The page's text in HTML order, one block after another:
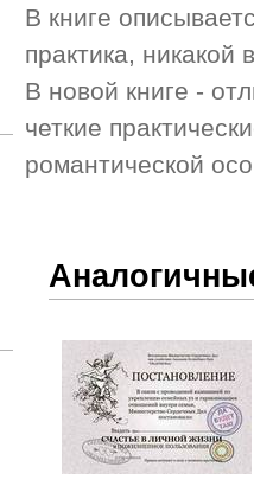
В книге
практика, никакой
В новой книге -
четкие
романтической